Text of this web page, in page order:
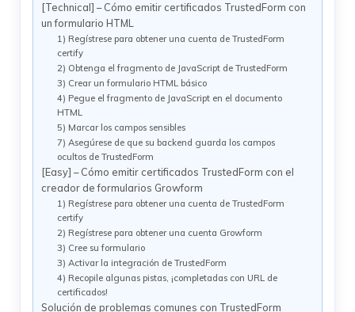
[Technical] – Cómo emitir certificados TrustedForm con
un formulario HTML
1) Regístrese para obtener una cuenta de TrustedForm
certify
2) Obtenga el fragmento de JavaScript de TrustedForm
3) Crear un formulario HTML básico
4) Pegue el fragmento de JavaScript en el documento
HTML
5) Marcar los campos sensibles
7) Asegúrese de que su backend guarda los campos
ocultos de TrustedForm
[Easy] – Cómo emitir certificados TrustedForm con el
creador de formularios Growform
1) Regístrese para obtener una cuenta de TrustedForm
certify
2) Regístrese para obtener una cuenta Growform
3) Cree su formulario
3) Activar la integración de TrustedForm
4) Recopile algunas pistas, ¡completadas con URL de
certificados!
Solución de problemas comunes con TrustedForm